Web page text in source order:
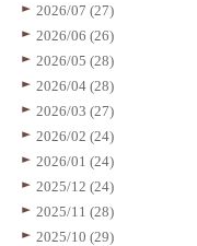
2026/07 (27)
2026/06 (26)
2026/05 (28)
2026/04 (28)
2026/03 (27)
2026/02 (24)
2026/01 (24)
2025/12 (24)
2025/11 (28)
2025/10 (29)